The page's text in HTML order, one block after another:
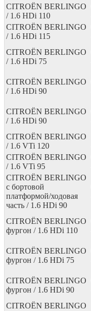
CITROËN BERLINGO
/ 1.6 HDi 110
CITROËN BERLINGO
/ 1.6 HDi 115
CITROËN BERLINGO
/ 1.6 HDi 75
CITROËN BERLINGO
/ 1.6 HDi 90
CITROËN BERLINGO
/ 1.6 HDi 90
CITROËN BERLINGO
/ 1.6 VTi 120
CITROËN BERLINGO
/ 1.6 VTi 95
CITROËN BERLINGO
c бортовой
платформой/ходовая
часть / 1.6 HDi 90
CITROËN BERLINGO
фургон / 1.6 HDi 110
CITROËN BERLINGO
фургон / 1.6 HDi 75
CITROËN BERLINGO
фургон / 1.6 HDi 90
CITROËN BERLINGO